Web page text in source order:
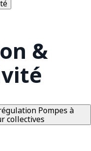
&
Pompes à
collectives